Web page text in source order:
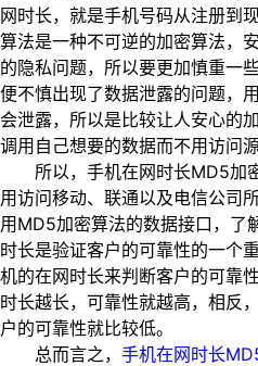
网时长，就是手机号码从注册到
算法是一种不可逆的加密算法，
的隐私问题，所以要更加慎重一
便不慎出现了数据泄露的问题，
会泄露，所以是比较让人安心的
调用自己想要的数据而不用访问源
所以，手机在网时长MD5加
用访问移动、联通以及电信公司
用MD5加密算法的数据接口，了
时长是验证客户的可靠性的一个
机的在网时长来判断客户的可靠
时长越长，可靠性就越高，相反
户的可靠性就比较低。
总而言之， 手机在网时长